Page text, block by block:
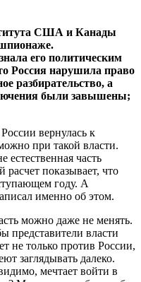
США и Канады
его политическим
Россия нарушила право
разбирательство, а
были завышены;
вернулась к
при такой власти.
естественная часть
показывает, что
году. А
именно об этом.
можно даже не менять.
представители власти
не только против России,
заглядывать далеко.
мечтает войти в